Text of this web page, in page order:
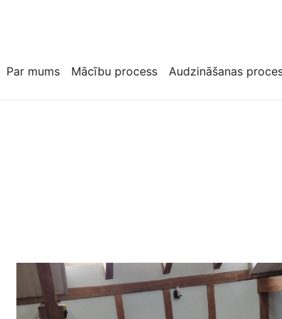
Par mums Mācību process Audzināšanas